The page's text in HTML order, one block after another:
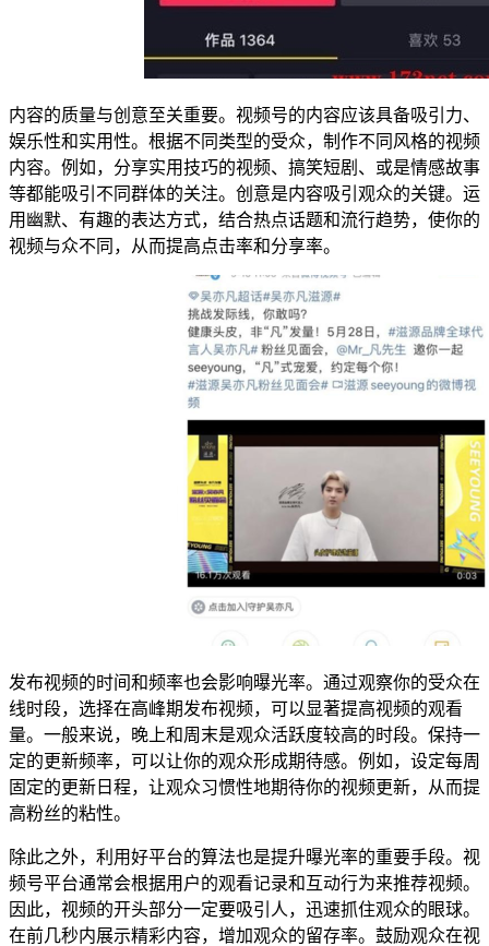
内容的质量与创意至关重要。视频号的内容应该具备吸引力、
娱乐性和实用性。根据不同类型的受众，制作不同风格的视频
内容。例如，分享实用技巧的视频、搞笑短剧、或是情感故事
等都能吸引不同群体的关注。创意是内容吸引观众的关键。运
用幽默、有趣的表达方式，结合热点话题和流行趋势，使你的
视频与众不同，从而提高点击率和分享率。
发布视频的时间和频率也会影响曝光率。通过观察你的受众在
线时段，选择在高峰期发布视频，可以显著提高视频的观看
量。一般来说，晚上和周末是观众活跃度较高的时段。保持一
定的更新频率，可以让你的观众形成期待感。例如，设定每周
固定的更新日程，让观众习惯性地期待你的视频更新，从而提
高粉丝的粘性。
除此之外，利用好平台的算法也是提升曝光率的重要手段。视
频号平台通常会根据用户的观看记录和互动行为来推荐视频。
因此，视频的开头部分一定要吸引人，迅速抓住观众的眼球。
在前几秒内展示精彩内容，增加观众的留存率。鼓励观众在视